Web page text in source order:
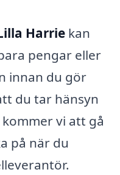
Harrie kan
pengar eller
innan du gör
du tar hänsyn
vi att gå
på när du